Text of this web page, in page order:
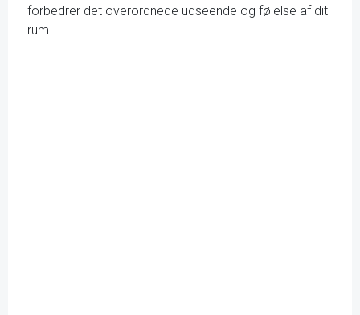
forbedrer det overordnede udseende og følelse af dit
rum.